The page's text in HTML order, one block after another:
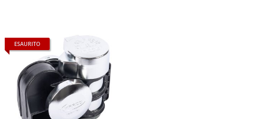
ESAURITO